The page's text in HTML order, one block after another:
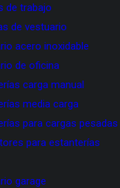
de trabajo
de vestuario
acero inoxidable
de oficina
carga manual
media carga
para cargas pesadas
para estanterías
garage